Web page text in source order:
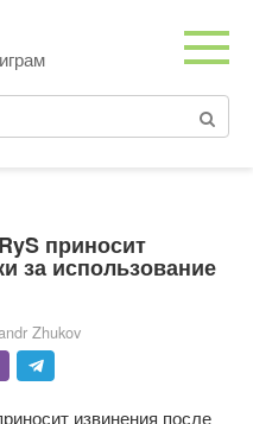
приносит
за использование
Zhukov